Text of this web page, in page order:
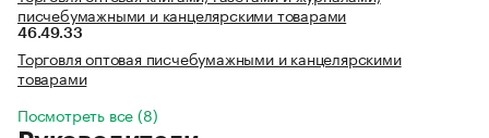
писчебумажными и канцелярскими товарами
46.49.33
Торговля оптовая писчебумажными и канцелярскими
товарами
Посмотреть все (8)